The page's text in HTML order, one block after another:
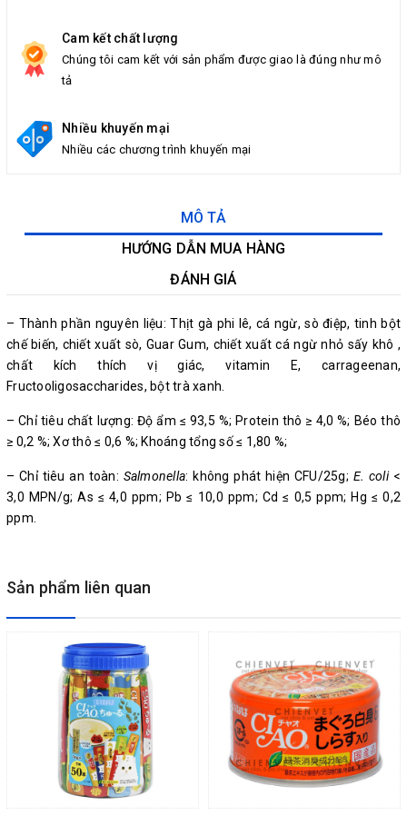
Cam kết chất lượng
Chúng tôi cam kết với sản phẩm được giao là đúng như mô
tả
Nhiều khuyến mại
Nhiều các chương trình khuyến mại
MÔ TẢ
HƯỚNG DẪN MUA HÀNG
ĐÁNH GIÁ
– Thành phần nguyên liệu: Thịt gà phi lê, cá ngừ, sò điệp, tinh bột
chế biến, chiết xuất sò, Guar Gum, chiết xuất cá ngừ nhỏ sấy khô ,
chất kích thích vị giác, vitamin E, carrageenan,
Fructooligosaccharides, bột trà xanh.
– Chỉ tiêu chất lượng: Độ ẩm ≤ 93,5 %; Protein thô ≥ 4,0 %; Béo thô
≥ 0,2 %; Xơ thô ≤ 0,6 %; Khoáng tổng số ≤ 1,80 %;
– Chỉ tiêu an toàn: Salmonella: không phát hiện CFU/25g; E. coli<
3,0 MPN/g; As ≤ 4,0 ppm; Pb ≤ 10,0 ppm; Cd ≤ 0,5 ppm; Hg ≤ 0,2
ppm.
Sản phẩm liên quan